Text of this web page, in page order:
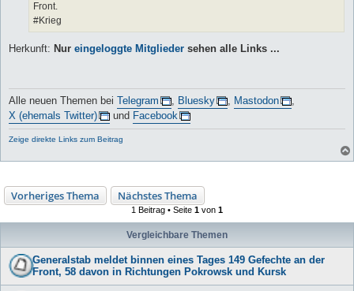
Front.
#Krieg
Herkunft: Nur eingeloggte Mitglieder sehen alle Links ...
Alle neuen Themen bei Telegram , Bluesky , Mastodon
,
X (ehemals Twitter)
und Facebook
Zeige direkte Links zum Beitrag
Vorheriges Thema Nächstes Thema
1 Beitrag • Seite 1 von 1
Vergleichbare Themen
Generalstab meldet binnen eines Tages 149 Gefechte an der
Front, 58 davon in Richtungen Pokrowsk und Kursk